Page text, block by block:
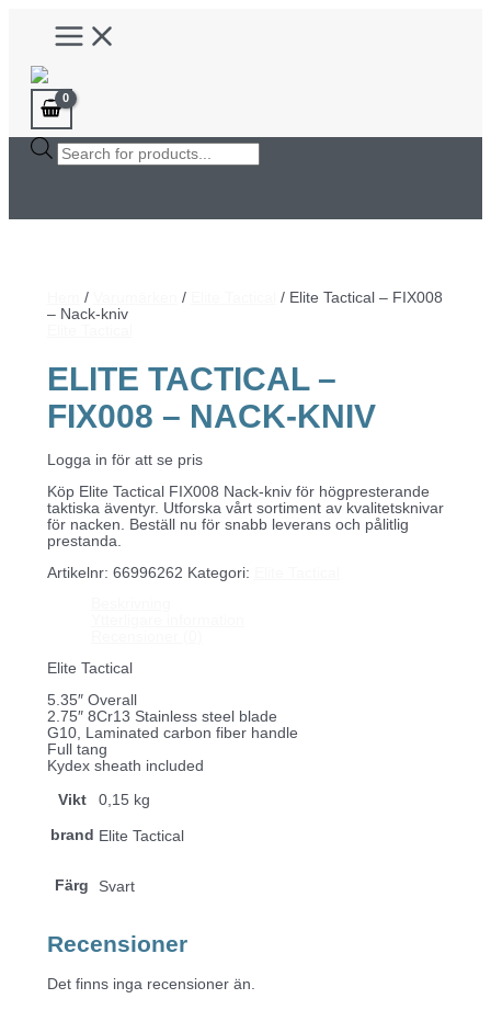
innehåll
Main
Menu
Products
search
/ /
/ Elite Tactical – FIX008
– Nack-kniv
ELITE TACTICAL –
FIX008 – NACK-KNIV
Logga in för att se pris
Köp Elite Tactical FIX008 Nack-kniv för högpresterande
taktiska äventyr. Utforska vårt sortiment av kvalitetsknivar
för nacken. Beställ nu för snabb leverans och pålitlig
prestanda.
Artikelnr: 66996262 Kategori:
Elite Tactical
5.35″ Overall
2.75″ 8Cr13 Stainless steel blade
G10, Laminated carbon fiber handle
Full tang
Kydex sheath included
Vikt 0,15 kg
brand Elite Tactical
Färg Svart
Recensioner
Det finns inga recensioner än.